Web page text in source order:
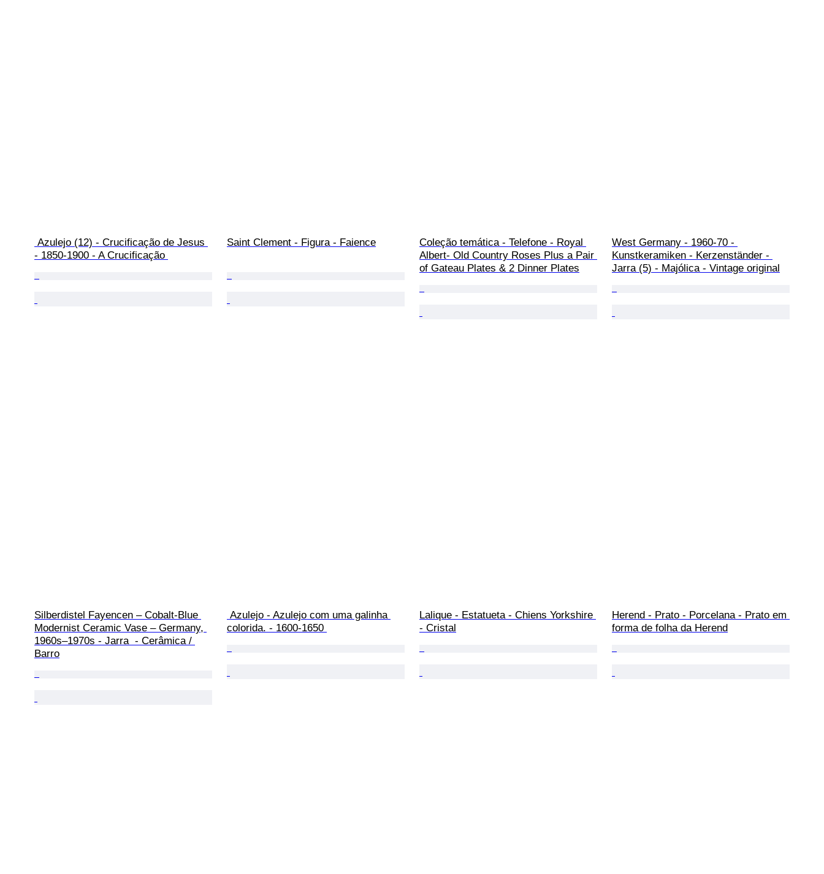
- 1850-1900 - A Crucificação
Saint Clement - Figura - Faience
Coleção temática - Telefone - Royal
Albert- Old Country Roses Plus a Pair
of Gateau Plates & 2 Dinner Plates
West Germany - 1960-70 -
Kunstkeramiken - Kerzenständer -
Jarra (5) - Majólica - Vintage original
Silberdistel Fayencen – Cobalt-Blue
Modernist Ceramic Vase – Germany,
1960s–1970s - Jarra  - Cerâmica /
Barro
colorida. - 1600-1650
Lalique - Estatueta - Chiens Yorkshire
- Cristal
Herend - Prato - Porcelana - Prato em
forma de folha da Herend